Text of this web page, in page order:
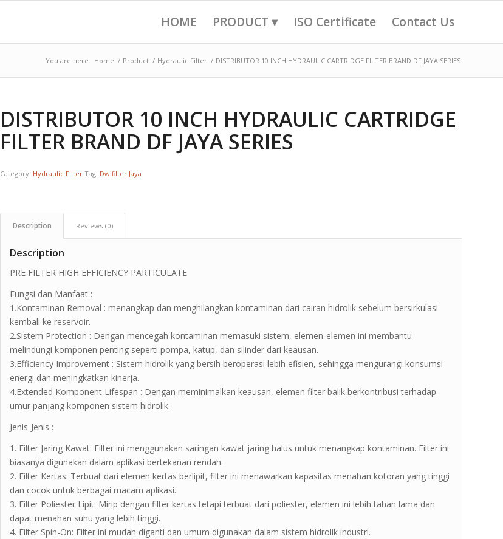
HOME PRODUCT ▾ ISO Certificate Contact Us
You are here: Home / Product / Hydraulic Filter / DISTRIBUTOR 10 INCH HYDRAULIC CARTRIDGE FILTER BRAND DF JAYA SERIES
DISTRIBUTOR 10 INCH HYDRAULIC CARTRIDGE
FILTER BRAND DF JAYA SERIES
Category: Hydraulic Filter Tag: Dwifilter Jaya
Description Reviews (0)
Description
PRE FILTER HIGH EFFICIENCY PARTICULATE
Fungsi dan Manfaat :
1.Kontaminan Removal : menangkap dan menghilangkan kontaminan dari cairan hidrolik sebelum bersirkulasi
kembali ke reservoir.
2.Sistem Protection : Dengan mencegah kontaminan memasuki sistem, elemen-elemen ini membantu
melindungi komponen penting seperti pompa, katup, dan silinder dari keausan.
3.Efficiency Improvement : Sistem hidrolik yang bersih beroperasi lebih efisien, sehingga mengurangi konsumsi
energi dan meningkatkan kinerja.
4.Extended Komponent Lifespan : Dengan meminimalkan keausan, elemen filter balik berkontribusi terhadap
umur panjang komponen sistem hidrolik.
Jenis-Jenis :
1. Filter Jaring Kawat: Filter ini menggunakan saringan kawat jaring halus untuk menangkap kontaminan. Filter ini
biasanya digunakan dalam aplikasi bertekanan rendah.
2. Filter Kertas: Terbuat dari elemen kertas berlipit, filter ini menawarkan kapasitas menahan kotoran yang tinggi
dan cocok untuk berbagai macam aplikasi.
3. Filter Poliester Lipit: Mirip dengan filter kertas tetapi terbuat dari poliester, elemen ini lebih tahan lama dan
dapat menahan suhu yang lebih tinggi.
4. Filter Spin-On: Filter ini mudah diganti dan umum digunakan dalam sistem hidrolik industri.